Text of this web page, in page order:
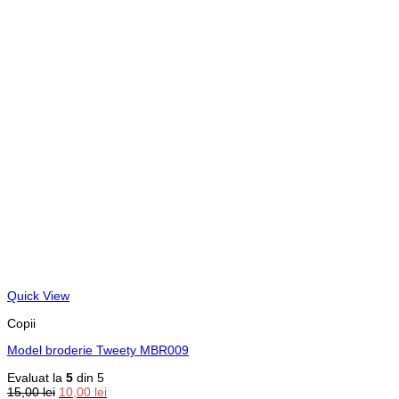
Quick View
Copii
Model broderie Tweety MBR009
Evaluat la 5 din 5
15,00lei Prețul
10,00 leiPrețul